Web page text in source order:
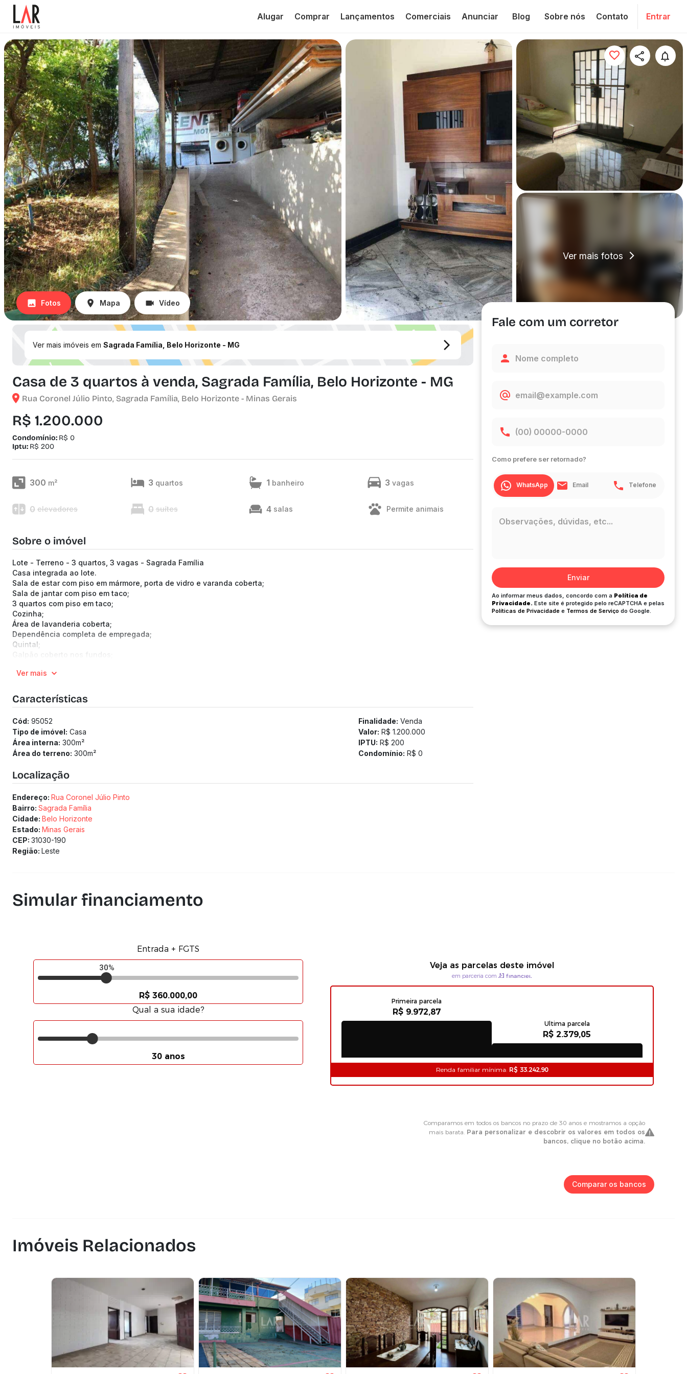
Alugar Comprar Lançamentos Comerciais Anunciar Blog Sobre nós Contato Entrar
Ver mais fotos
Fotos Mapa Vídeo
Ver mais imóveis em Sagrada Família, Belo Horizonte - MG
Casa de 3 quartos à venda, Sagrada Família, Belo Horizonte - MG
Rua Coronel Júlio Pinto, Sagrada Família, Belo Horizonte - Minas Gerais
R$ 1.200.000
Condomínio: R$ 0
Iptu: R$ 200
300 m² 3 quartos 1 banheiro 3 vagas
0 elevadores 0 suítes 4 salas Permite animais
Sobre o imóvel
Lote - Terreno - 3 quartos, 3 vagas - Sagrada Família
Casa integrada ao lote.
Sala de estar com piso em mármore, porta de vidro e varanda coberta;
Sala de jantar com piso em taco;
3 quartos com piso em taco;
Cozinha;
Área de lavanderia coberta;
Dependência completa de empregada;
Quintal;
Galpão coberto nos fundos;
Gradeada e afastada;
3 vagas de garagem.
(Os preços e informações poderão sofrer mudanças. Solicitamos a confirmação com nossa equipe).
Ver mais
Características
Cód: 95052
Tipo de imóvel: Casa
Área interna: 300m²
Área do terreno: 300m²
Finalidade: Venda
Valor: R$ 1.200.000
IPTU: R$ 200
Condomínio: R$ 0
Localização
Endereço: Rua Coronel Júlio Pinto
Bairro: Sagrada Família
Cidade: Belo Horizonte
Estado: Minas Gerais
CEP: 31030-190
Região: Leste
Fale com um corretor
Como prefere ser retornado?
WhatsApp Email Telefone
Enviar
Ao informar meus dados, concordo com a Política de
Privacidade. Este site é protegido pelo reCAPTCHA e pelas
Políticas de Privacidade e Termos de Serviço do Google.
Simular financiamento
Comparar os bancos
Imóveis Relacionados